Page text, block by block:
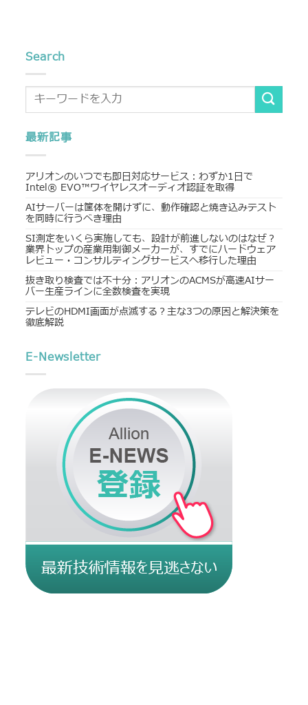
Search
最新記事
アリオンのいつでも即日対応サービス：わずか1日で
Intel® EVO™ワイヤレスオーディオ認証を取得
AIサーバーは筐体を開けずに、動作確認と焼き込みテスト
を同時に行うべき理由
SI測定をいくら実施しても、設計が前進しないのはなぜ？
業界トップの産業用制御メーカーが、すでにハードウェア
レビュー・コンサルティングサービスへ移行した理由
抜き取り検査では不十分：アリオンのACMSが高速AIサー
バー生産ラインに全数検査を実現
テレビのHDMI画面が点滅する？主な3つの原因と解決策を
徹底解説
E-Newsletter